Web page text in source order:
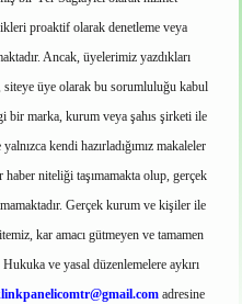
proaktif olarak denetleme veya
Ancak, üyelerimiz yazdıkları
üye olarak bu sorumluluğu kabul
bir marka, kurum veya şahıs şirketi ile
kendi hazırladığımız makaleler
haber niteliği taşımamakta olup, gerçek
Gerçek kurum ve kişiler ile
kar amacı gütmeyen ve tamamen
ve yasal düzenlemelere aykırı
adresine